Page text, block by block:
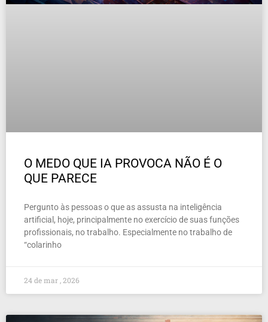
O MEDO QUE IA PROVOCA NÃO É O
QUE PARECE
Pergunto às pessoas o que as assusta na inteligência
artificial, hoje, principalmente no exercício de suas funções
profissionais, no trabalho. Especialmente no trabalho de
“colarinho
24 de mar , 2026